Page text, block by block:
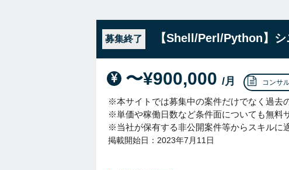
募集終了 【Shell/Perl/Python】シ
〜¥900,000 /月 コンサ
※本サイトでは募集中の案件だけでなく過去
※単価や稼働日数など条件面についても無料
※当社が保有する非公開案件等からスキルに
掲載開始日：2023年7月11日